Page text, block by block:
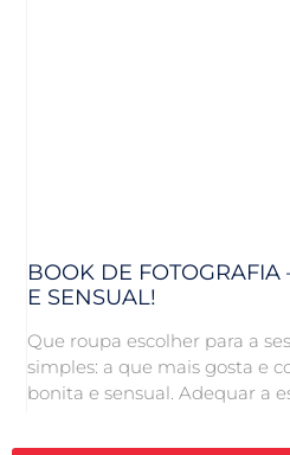
BOOK DE FOTOGRAFIA
E SENSUAL!
Que roupa escolher para a
simples: a que mais gosta e
bonita e sensual. Adequar a